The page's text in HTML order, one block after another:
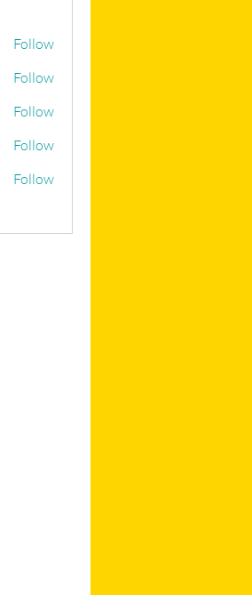
Follow
Follow
Follow
Follow
Follow